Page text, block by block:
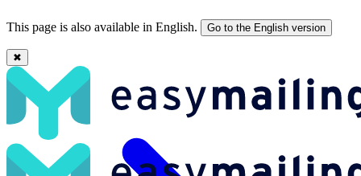
This page is also available in English. Go to the English version
✖
Email marketing para WooCommerce: plugin vs plataforma (2026)